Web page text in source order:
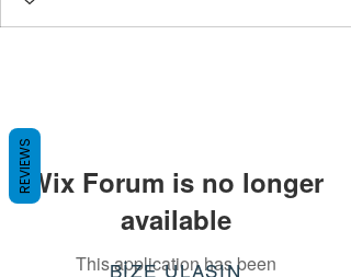
Wix Forum is no longer
available
This application has been
BİZE ULAŞIN
REVIEWS